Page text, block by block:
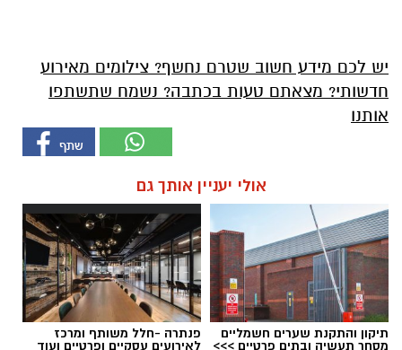
יש לכם מידע חשוב שטרם נחשף? צילומים מאירוע
חדשותי? מצאתם טעות בכתבה? נשמח שתשתפו
אותנו
אולי יעניין אותך גם
תיקון והתקנת שערים חשמליים
מסחר תעשיה ובתים פרטיים >>>
פנתרה -חלל משותף ומרכז
לאירועים עסקיים ופרטיים ועוד